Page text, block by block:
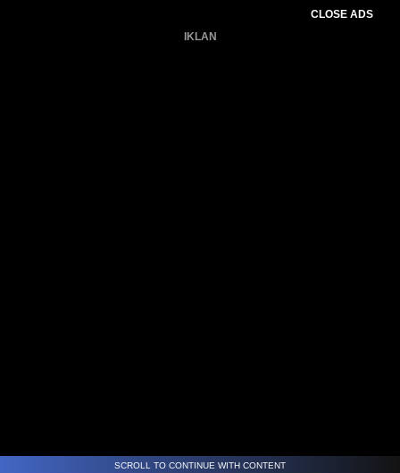
CLOSE ADS
IKLAN
SCROLL TO CONTINUE WITH CONTENT